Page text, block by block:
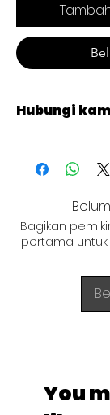
Hubungi
Bagikan
pertama
You